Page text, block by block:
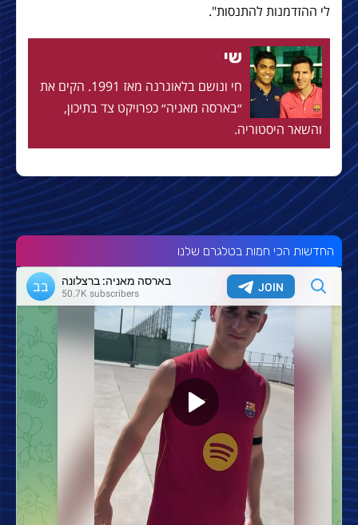
לי ההזדמנות להתנסות".
שי
חי ונושם בלאוגרנה מאז 1991. הקים את
״בארסה מאניה״ כפרויקט צד בתיכון,
והשאר היסטוריה.
החדשות הכי חמות בטלגרם שלנו